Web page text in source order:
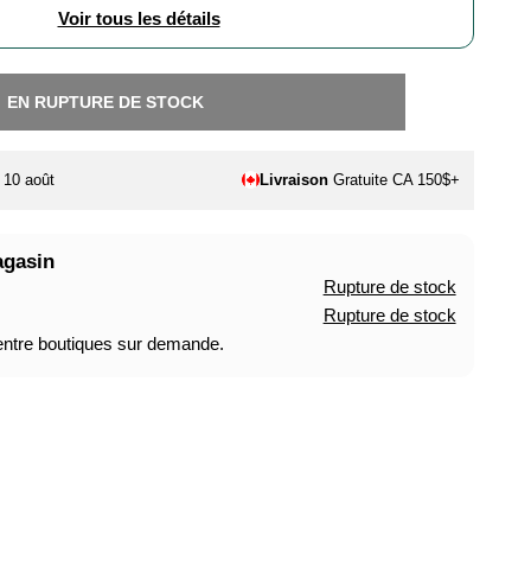
Voir tous les détails
EN RUPTURE DE STOCK
10 août Livraison Gratuite CA 150$+
Rupture de stock
Rupture de stock
boutiques sur demande.